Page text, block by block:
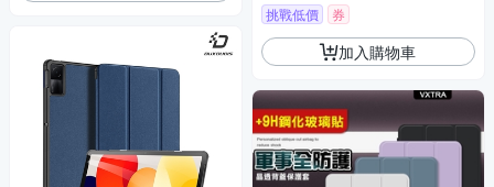
挑戰低價 券
加入購物車